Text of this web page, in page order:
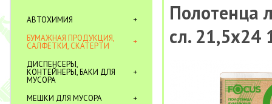
АВТОХИМИЯ
БУМАЖНАЯ ПРОДУКЦИЯ,
САЛФЕТКИ, СКАТЕРТИ
ДИСПЕНСЕРЫ,
КОНТЕЙНЕРЫ, БАКИ ДЛЯ
МУСОРА
МЕШКИ ДЛЯ МУСОРА
Полотенца
сл. 21,5х24